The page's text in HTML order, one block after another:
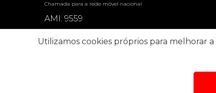
Chamada para a rede móvel nacional
AMI: 9559
Centro de
© 2026 IMO360. Todos os direitos
Utilizamos cookies próprios para melhorar